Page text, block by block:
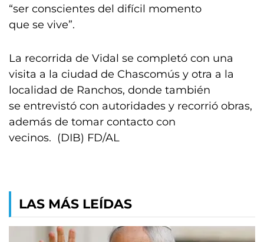
“ser conscientes del difícil momento
que se vive”.
La recorrida de Vidal se completó con una
visita a la ciudad de Chascomús y otra a la
localidad de Ranchos, donde también
se entrevistó con autoridades y recorrió obras,
además de tomar contacto con
vecinos. (DIB) FD/AL
LAS MÁS LEÍDAS